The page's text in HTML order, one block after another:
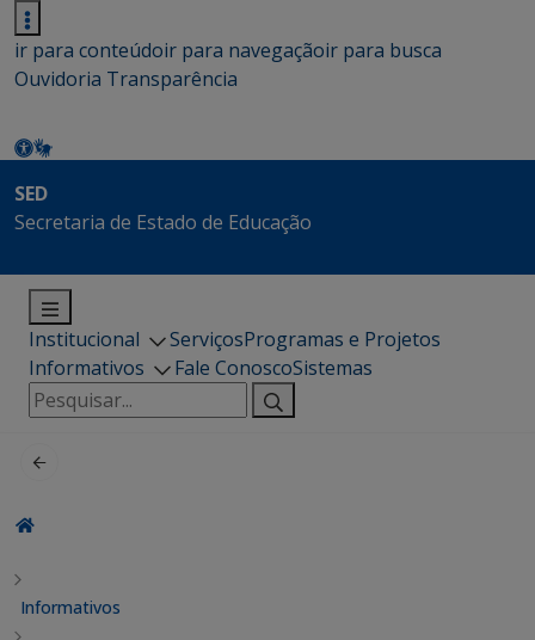
ir para conteúdoir para navegaçãoir para busca
Ouvidoria Transparência
SED
Secretaria de Estado de Educação
Institucional ServiçosProgramas e Projetos
Informativos
Fale ConoscoSistemas
Pesquisar
por:
Informativos